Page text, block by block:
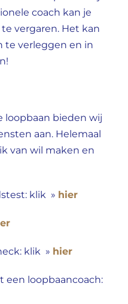
coach kan je
vergaren. Het kan
te verleggen en in
loopbaan bieden wij
aan. Helemaal
van wil maken en
klik » hier
klik » hier
een loopbaancoach: